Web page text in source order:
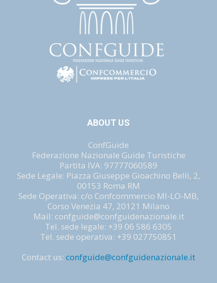
ABOUT US
ConfGuide
Federazione Nazionale Guide Turistiche
Partita IVA: 97777060589
Sede Legale: Piazza Giuseppe Gioachino Belli, 2,
00153 Roma RM
Sede Operativa: c/o Confcommercio MI-LO-MB,
Corso Venezia 47, 20121 Milano
Mail: confguide@confguidenazionale.it
Tel. sede legale: +39 06 586 6305
Tel. sede operativa: +39 027750851
Contact us: confguide@confguidenazionale.it